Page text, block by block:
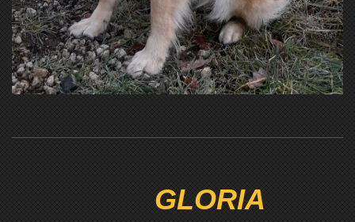
GLORIA